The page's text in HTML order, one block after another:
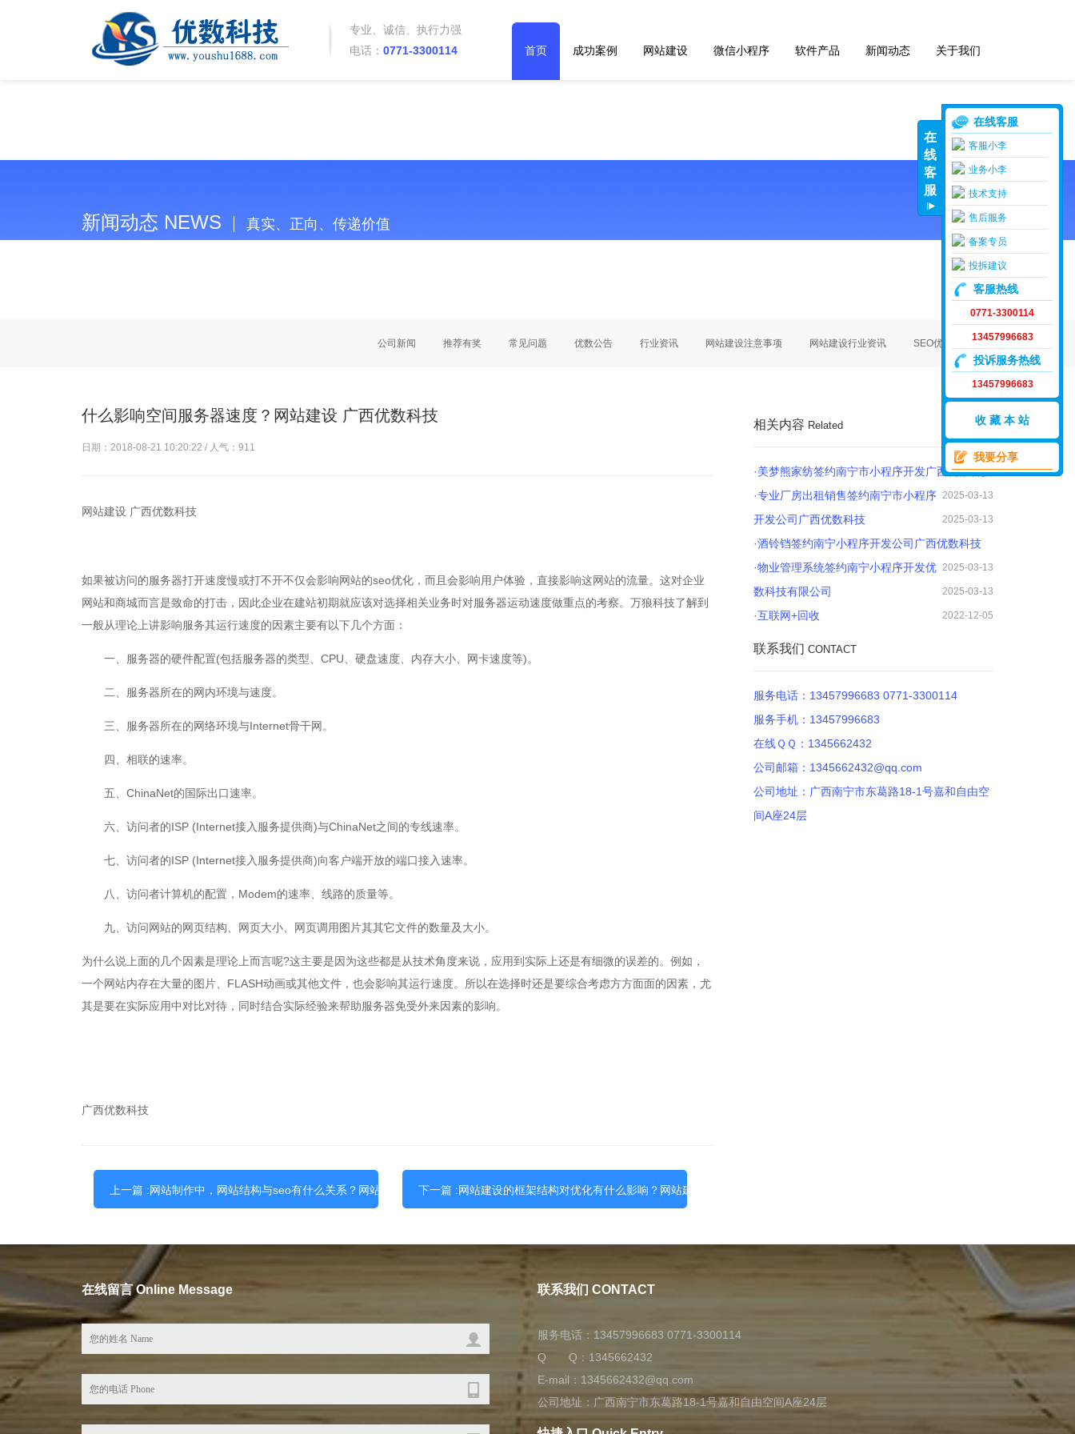
专业、诚信、执行力强
电话： 0771-3300114 首页 成功案例 网站建设 微信小程序 软件产品 新闻动态 关于我们
新闻动态 NEWS 真实、正向、传递价值
公司新闻 推荐有奖 常见问题 优数公告 行业资讯 网站建设注意事项 网站建设行业资讯 SEO优化、推广
什么影响空间服务器速度？网站建设 广西优数科技
日期：2018-08-21 10:20:22 / 人气： 911
网站建设 广西优数科技
如果被访问的服务器打开速度慢或打不开不仅会影响网站的seo优化，而且会影响用户体验，直接影响这网站的流量。这对企业
网站和商城而言是致命的打击，因此企业在建站初期就应该对选择相关业务时对服务器运动速度做重点的考察。万狼科技了解到
一般从理论上讲影响服务其运行速度的因素主要有以下几个方面：
一、服务器的硬件配置(包括服务器的类型、CPU、硬盘速度、内存大小、网卡速度等)。
二、服务器所在的网内环境与速度。
三、服务器所在的网络环境与Internet骨干网。
四、相联的速率。
五、ChinaNet的国际出口速率。
六、访问者的ISP (Internet接入服务提供商)与ChinaNet之间的专线速率。
七、访问者的ISP (Internet接入服务提供商)向客户端开放的端口接入速率。
八、访问者计算机的配置，Modem的速率、线路的质量等。
九、访问网站的网页结构、网页大小、网页调用图片其其它文件的数量及大小。
为什么说上面的几个因素是理论上而言呢?这主要是因为这些都是从技术角度来说，应用到实际上还是有细微的误差的。例如，
一个网站内存在大量的图片、FLASH动画或其他文件，也会影响其运行速度。所以在选择时还是要综合考虑方方面面的因素，尤
其是要在实际应用中对比对待，同时结合实际经验来帮助服务器免受外来因素的影响。
广西优数科技
上一篇 :网站制作中，网站结构与seo有什么关系？网站建设 广西优数科技下一篇 :网站建设的框架结构对优化有什么影响？网站建设 广西优数科技
相关内容 Related
·美梦熊家纺签约南宁市小程序开发广西优数科技
2025-03-13
·专业厂房出租销售签约南宁市小程序
开发公司广西优数科技
2025-03-13
·酒铃铛签约南宁小程序开发公司广西优数科技
2025-03-13
·物业管理系统签约南宁小程序开发优
数科技有限公司
2025-03-13
·互联网+回收 2022-12-05
联系我们 CONTACT
服务电话：13457996683 0771-3300114
服务手机：13457996683
在线ＱＱ：1345662432
公司邮箱：1345662432@qq.com
公司地址：广西南宁市东葛路18-1号嘉和自由空
间A座24层
在线留言 Online Message 联系我们 CONTACT
服务电话：13457996683 0771-3300114
Q Q： 1345662432
E-mail：1345662432@qq.com
公司地址：广西南宁市东葛路18-1号嘉和自由空间A座24层
在线客服
客服小李
业务小李
技术支持
售后服务
备案专员
投拆建议
客服热线
0771-3300114
13457996683
投诉服务热线
13457996683
收 藏 本 站
我要分享
在
线
客
服